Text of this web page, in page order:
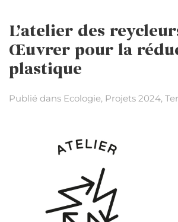
L’atelier des
Œuvrer pour la
plastique
Publié dans Ecologie, Projets 2024,